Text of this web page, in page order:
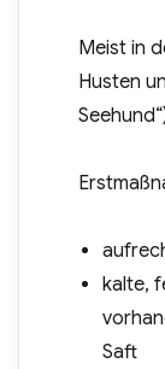
Meist in
Husten
kalte,
Saft